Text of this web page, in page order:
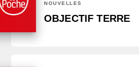
NOUVELLES
OBJECTIF TERRE